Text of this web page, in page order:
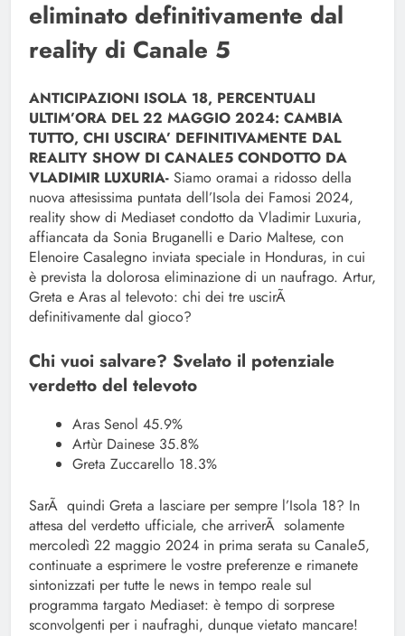
eliminato definitivamente dal
reality di Canale 5
ANTICIPAZIONI ISOLA 18, PERCENTUALI
ULTIM’ORA DEL 22 MAGGIO 2024: CAMBIA
TUTTO, CHI USCIRA’ DEFINITIVAMENTE DAL
REALITY SHOW DI CANALE5 CONDOTTO DA
VLADIMIR LUXURIA- Siamo oramai a ridosso della
nuova attesissima puntata dell’Isola dei Famosi 2024,
reality show di Mediaset condotto da Vladimir Luxuria,
affiancata da Sonia Bruganelli e Dario Maltese, con
Elenoire Casalegno inviata speciale in Honduras, in cui
è prevista la dolorosa eliminazione di un naufrago. Artur,
Greta e Aras al televoto: chi dei tre uscirÃ
definitivamente dal gioco?
Chi vuoi salvare? Svelato il potenziale
verdetto del televoto
Aras Senol 45.9%
Artùr Dainese 35.8%
Greta Zuccarello 18.3%
SarÃ quindi Greta a lasciare per sempre l’Isola 18? In
attesa del verdetto ufficiale, che arriverÃ solamente
mercoledì 22 maggio 2024 in prima serata su Canale5,
continuate a esprimere le vostre preferenze e rimanete
sintonizzati per tutte le news in tempo reale sul
programma targato Mediaset: è tempo di sorprese
sconvolgenti per i naufraghi, dunque vietato mancare!